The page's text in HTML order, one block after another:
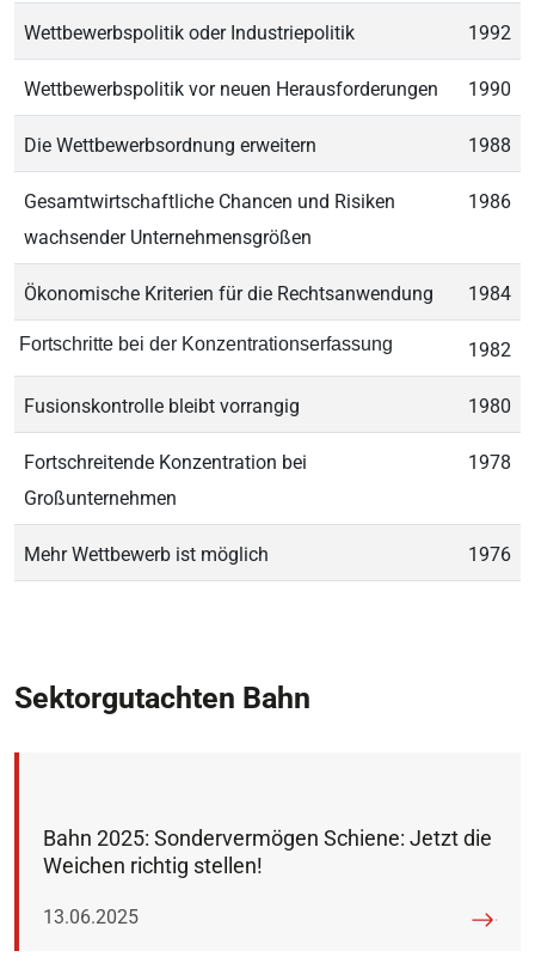
Wettbewerbspolitik oder Industriepolitik 1992
Wettbewerbspolitik vor neuen Herausforderungen 1990
Die Wettbewerbsordnung erweitern 1988
Gesamtwirtschaftliche Chancen und Risiken
wachsender Unternehmensgrößen
1986
Ökonomische Kriterien für die Rechtsanwendung 1984
Fortschritte bei der Konzentrationserfassung 1982
Fusionskontrolle bleibt vorrangig 1980
Fortschreitende Konzentration bei
Großunternehmen
1978
Mehr Wettbewerb ist möglich 1976
Sektorgutachten Bahn
Bahn 2025: Sondervermögen Schiene: Jetzt die
Weichen richtig stellen!
Veröffentlicht am:
13.06.2025